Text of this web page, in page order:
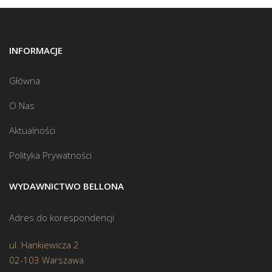
INFORMACJE
Główna
O Nas
Aktualności
Polityka Prywatności
WYDAWNICTWO BELLONA
Adres do korespondencji
ul. Hankiewicza 2
02-103 Warszawa